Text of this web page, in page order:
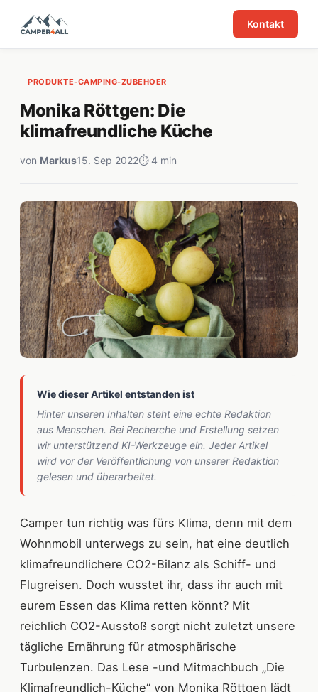
Kontakt
PRODUKTE-CAMPING-ZUBEHOER
Monika Röttgen: Die
klimafreundliche Küche
von Markus15. Sep 2022⏱ 4 min
Wie dieser Artikel entstanden ist
Hinter unseren Inhalten steht eine echte Redaktion
aus Menschen. Bei Recherche und Erstellung setzen
wir unterstützend KI-Werkzeuge ein. Jeder Artikel
wird vor der Veröffentlichung von unserer Redaktion
gelesen und überarbeitet.
Camper tun richtig was fürs Klima, denn mit dem
Wohnmobil unterwegs zu sein, hat eine deutlich
klimafreundlichere CO2-Bilanz als Schiff- und
Flugreisen. Doch wusstet ihr, dass ihr auch mit
eurem Essen das Klima retten könnt? Mit
reichlich CO2-Ausstoß sorgt nicht zuletzt unsere
tägliche Ernährung für atmosphärische
Turbulenzen. Das Lese -und Mitmachbuch „Die
Klimafreundlich-Küche“ von Monika Röttgen lädt